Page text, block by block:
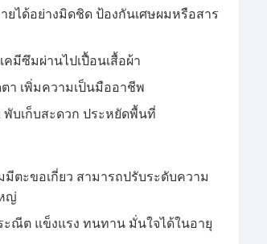
ยได้อย่างมิดชิด ป้องกันเศษผมหรือสาร
มีซึมผ่านไปเปื้อนเสื้อผ้า
า เพิ่มความเป็นมืออาชีพ
บเก็บสะดวก ประหยัดพื้นที่
ตะขอเกี่ยว สามารถปรับระดับความ
ญ่
ะณีต แข็งแรง ทนทาน มั่นใจได้ในอายุ